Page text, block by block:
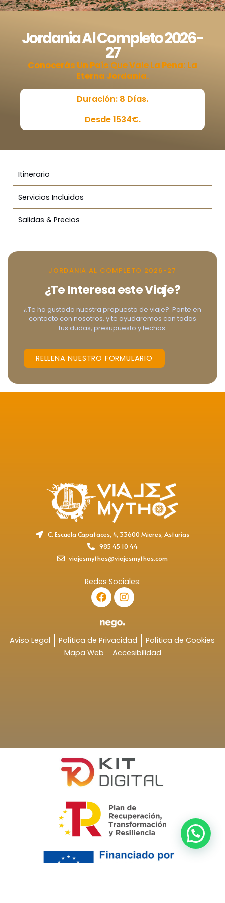
Jordania Al Completo 2026-
27
Conocerás Un País Que Vale La Pena: La
Eterna Jordania.
Duración: 8 Días.
Desde 1534€.
Itinerario
Servicios Incluidos
Salidas & Precios
JORDANIA AL COMPLETO 2026-27
¿Te Interesa este Viaje?
¿Te ha gustado nuestra propuesta de viaje?. Ponte en
contacto con nosotros, y te ayudaremos con todas
tus dudas, presupuesto y fechas.
RELLENA NUESTRO FORMULARIO
C. Escuela Capataces, 4, 33600 Mieres, Asturias
985 45 10 44
viajesmythos@viajesmythos.com
Redes Sociales:
F
a
c
e
o
o
I
n
s
t
g
r
Aviso Legal Política de Privacidad
Política de Cookies
Mapa Web
Accesibilidad